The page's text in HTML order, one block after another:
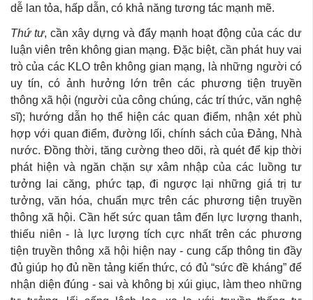
dễ lan tỏa, hấp dẫn, có khả năng tương tác mạnh mẽ.
Thứ tư, cần xây dựng và đẩy mạnh hoạt động của các dư
luận viên trên không gian mạng. Đặc biệt, cần phát huy vai
trò của các KLO trên không gian mạng, là những người có
uy tín, có ảnh hưởng lớn trên các phương tiện truyền
thông xã hội (người của công chúng, các trí thức, văn nghệ
sĩ); hướng dẫn họ thể hiện các quan điểm, nhận xét phù
hợp với quan điểm, đường lối, chính sách của Đảng, Nhà
nước. Đồng thời, tăng cường theo dõi, rà quét để kịp thời
phát hiện và ngăn chặn sự xâm nhập của các luồng tư
tưởng lai căng, phức tạp, đi ngược lại những giá trị tư
tưởng, văn hóa, chuẩn mực trên các phương tiện truyền
thông xã hội. Cần hết sức quan tâm đến lực lượng thanh,
thiếu niên - là lực lượng tích cực nhất trên các phương
tiện truyền thông xã hội hiện nay - cung cấp thông tin đầy
đủ giúp họ đủ nền tảng kiến thức, có đủ “sức đề kháng” để
nhận diện đúng - sai và không bị xúi giục, làm theo những